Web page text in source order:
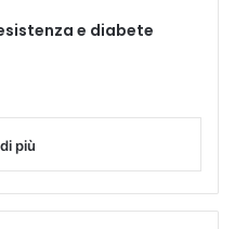
e diabete
più